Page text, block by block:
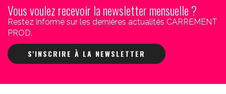
Vous voulez recevoir la newsletter mensuelle ?
Restez informé sur les dernières actualités CARREMENT
PROD.
S'INSCRIRE À LA NEWSLETTER